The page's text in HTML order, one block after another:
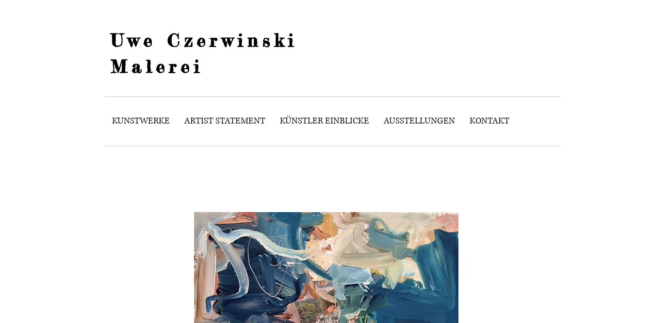
Uwe Czerwinski
Malerei
KUNSTWERKE ARTIST STATEMENT KÜNSTLER EINBLICKE AUSSTELLUNGEN KONTAKT